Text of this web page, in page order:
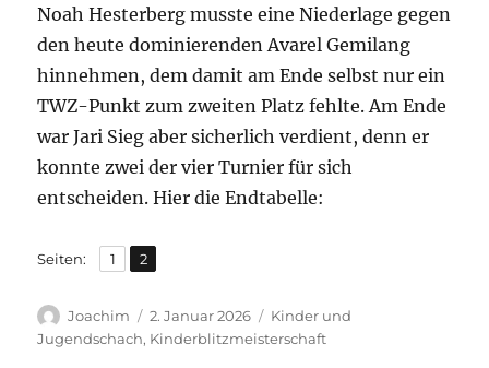
Noah Hesterberg musste eine Niederlage gegen
den heute dominierenden Avarel Gemilang
hinnehmen, dem damit am Ende selbst nur ein
TWZ-Punkt zum zweiten Platz fehlte. Am Ende
war Jari Sieg aber sicherlich verdient, denn er
konnte zwei der vier Turnier für sich
entscheiden. Hier die Endtabelle:
Seiten: Seite
1 ,
Seite
2
Autor
Joachim
Veröffentlicht
am
2. Januar 2026 Kategorien
Kinder und
Jugendschach, Kinderblitzmeisterschaft